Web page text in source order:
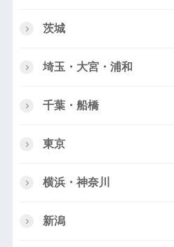
茨城
埼玉・大宮・浦和
千葉・船橋
東京
横浜・神奈川
新潟